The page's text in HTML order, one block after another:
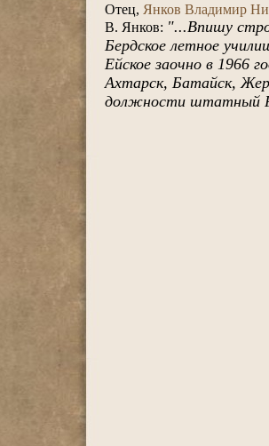
Отец, Янков Владимир
В. Янков: "...Впишу
Бердское летное
Ейское заочно в 1966
Ахтарск, Батайск,
должности штатный